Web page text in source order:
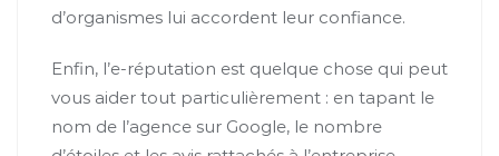
d’organismes lui accordent leur confiance.
Enfin, l’e-réputation est quelque chose qui peut
vous aider tout particulièrement : en tapant le
nom de l’agence sur Google, le nombre